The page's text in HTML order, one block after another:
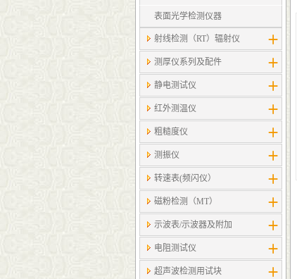
表面光学检测仪器
射线检测（RT）辐射仪
测厚仪系列及配件
静电测试仪
红外测温仪
粗糙度仪
测振仪
转速表(频闪仪）
磁粉检测（MT）
示波表/示波器及附加
电阻测试仪
超声波检测用试块